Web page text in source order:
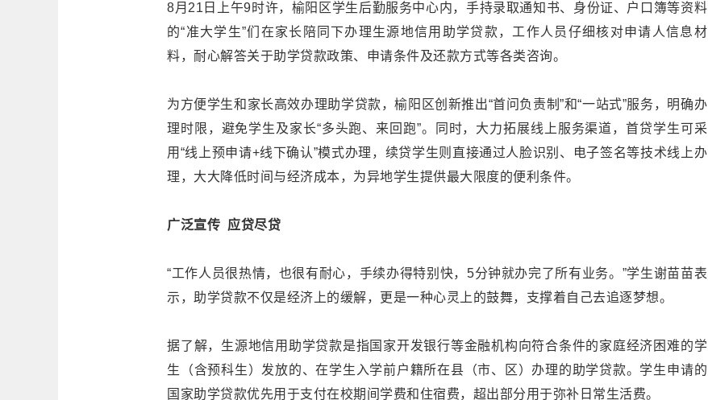
8月21日上午9时许，榆阳区学生后勤服务中心内，手持录取通知书、身份证、户口簿等资料
的“准大学生”们在家长陪同下办理生源地信用助学贷款，工作人员仔细核对申请人信息材
料，耐心解答关于助学贷款政策、申请条件及还款方式等各类咨询。
为方便学生和家长高效办理助学贷款，榆阳区创新推出“首问负责制”和“一站式”服务，明确办
理时限，避免学生及家长“多头跑、来回跑”。同时，大力拓展线上服务渠道，首贷学生可采
用“线上预申请+线下确认”模式办理，续贷学生则直接通过人脸识别、电子签名等技术线上办
理，大大降低时间与经济成本，为异地学生提供最大限度的便利条件。
广泛宣传 应贷尽贷
“工作人员很热情，也很有耐心，手续办得特别快，5分钟就办完了所有业务。”学生谢苗苗表
示，助学贷款不仅是经济上的缓解，更是一种心灵上的鼓舞，支撑着自己去追逐梦想。
据了解，生源地信用助学贷款是指国家开发银行等金融机构向符合条件的家庭经济困难的学
生（含预科生）发放的、在学生入学前户籍所在县（市、区）办理的助学贷款。学生申请的
国家助学贷款优先用于支付在校期间学费和住宿费，超出部分用于弥补日常生活费。